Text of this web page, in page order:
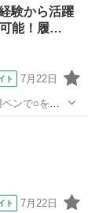
験から活躍
能！履…
ト 7月22日
ンで○を描
ト 7月22日